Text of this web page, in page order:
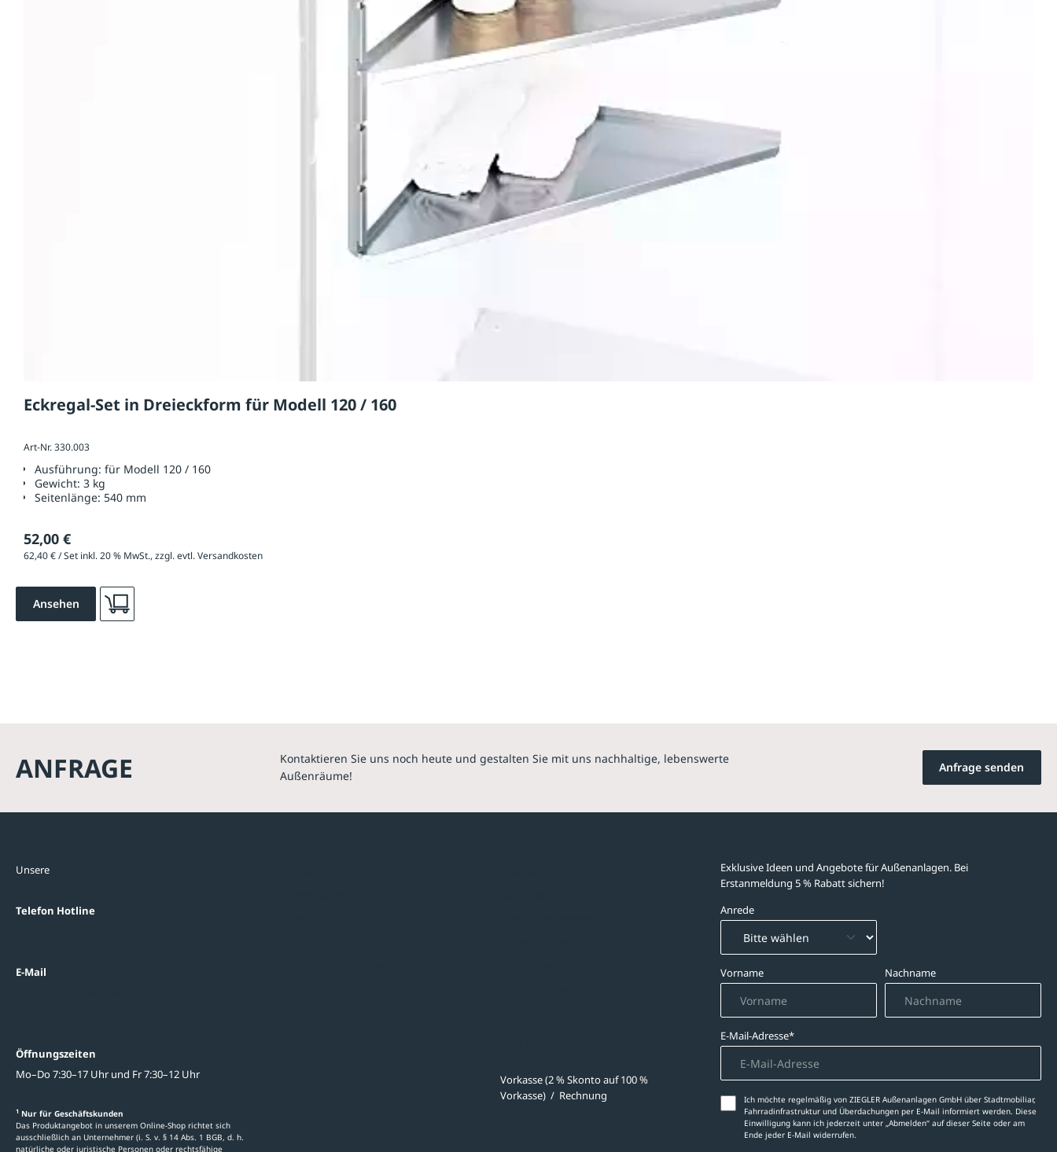
Eckregal-Set in Dreieckform für Modell 120 / 160
Art-Nr. 330.003
Ausführung: für Modell 120 / 160
Gewicht: 3 kg
Seitenlänge: 540 mm
52,00 €
62,40 € / Set inkl. 20 % MwSt., zzgl. evtl. Versandkosten
Ansehen
ANFRAGE
Kontaktieren Sie uns noch heute und gestalten Sie mit uns nachhaltige, lebenswerte
Außenräume!
Anfrage senden
Unsere
Telefon Hotline
E-Mail
Öffnungszeiten
Mo–Do 7:30–17 Uhr und Fr 7:30–12 Uhr
1 Nur für Geschäftskunden
Das Produktangebot in unserem Online-Shop richtet sich
ausschließlich an Unternehmer (i. S. v. § 14 Abs. 1 BGB, d. h.
natürliche oder juristische Personen oder rechtsfähige
Vorkasse (2 % Skonto auf 100 %
Vorkasse) / Rechnung
Exklusive Ideen und Angebote für Außenanlagen. Bei
Erstanmeldung 5 % Rabatt sichern!
Anrede
Vorname Nachname
E-Mail-Adresse*
Ich möchte regelmäßig von ZIEGLER Außenanlagen GmbH über Stadtmobiliar,
Fahrradinfrastruktur und Überdachungen per E-Mail informiert werden. Diese
Einwilligung kann ich jederzeit unter „Abmelden‘‘ auf dieser Seite oder am
Ende jeder E-Mail widerrufen.